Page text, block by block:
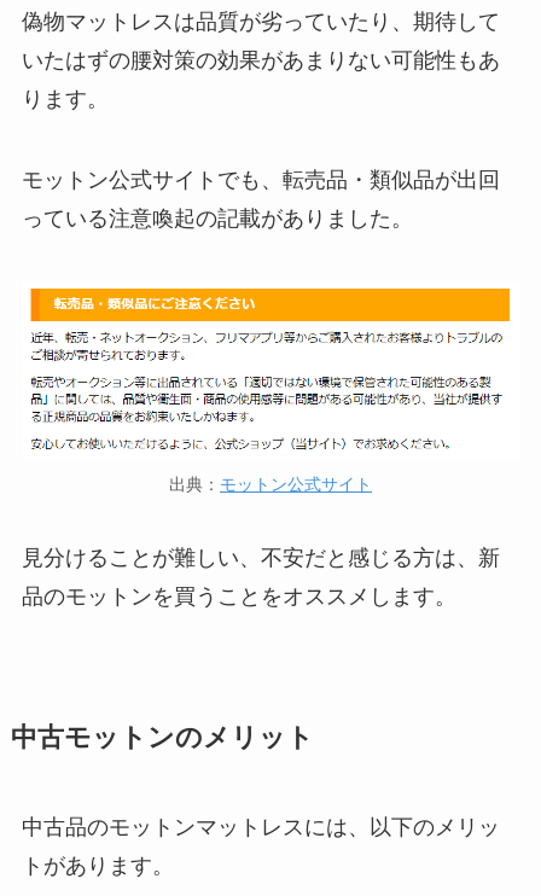
偽物マットレスは品質が劣っていたり、期待して
いたはずの腰対策の効果があまりない可能性もあ
ります。
モットン公式サイトでも、転売品・類似品が出回
っている注意喚起の記載がありました。
出典： モットン公式サイト
見分けることが難しい、不安だと感じる方は、新
品のモットンを買うことをオススメします。
中古モットンのメリット
中古品のモットンマットレスには、以下のメリッ
トがあります。